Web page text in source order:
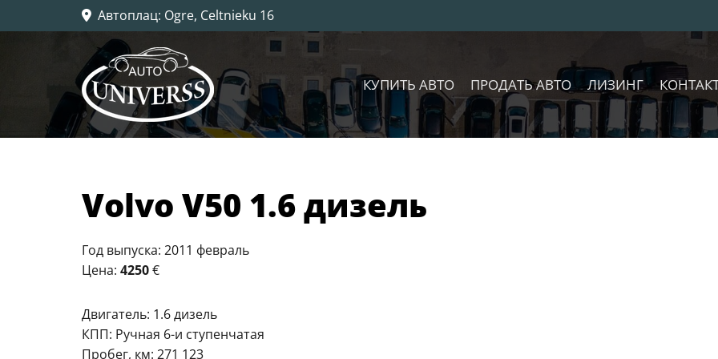
 Автоплац: Ogre, Celtnieku 16
КУПИТЬ АВТО ПРОДАТЬ АВТО ЛИЗИНГ
Volvo V50 1.6 дизель
Год выпуска: 2011 февраль
Цена: 4250€
Двигатель: 1.6 дизель
КПП: Ручная 6-и ступенчатая
Пробег, км: 271 123